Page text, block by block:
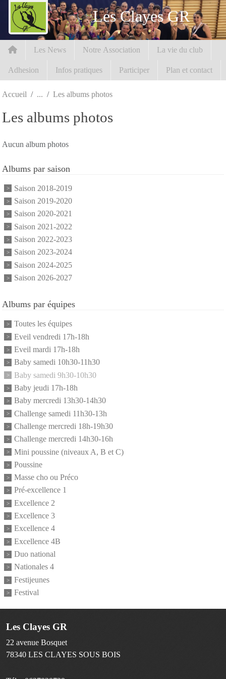
Les Clayes GR
Les News Notre Association La vie du club
Adhesion Infos pratiques Participer Plan et contact
Accueil Les albums photos
Les albums photos
Aucun album photos
Albums par saison
Saison 2018-2019
Saison 2019-2020
Saison 2020-2021
Saison 2021-2022
Saison 2022-2023
Saison 2023-2024
Saison 2024-2025
Saison 2026-2027
Albums par équipes
Toutes les équipes
Eveil vendredi 17h-18h
Eveil mardi 17h-18h
Baby samedi 10h30-11h30
Baby samedi 9h30-10h30
Baby jeudi 17h-18h
Baby mercredi 13h30-14h30
Challenge samedi 11h30-13h
Challenge mercredi 18h-19h30
Challenge mercredi 14h30-16h
Mini poussine (niveaux A, B et C)
Poussine
Masse cho ou Préco
Pré-excellence 1
Excellence 2
Excellence 3
Excellence 4
Excellence 4B
Duo national
Nationales 4
Festijeunes
Festival
Les Clayes GR
22 avenue Bosquet
78340 LES CLAYES SOUS BOIS
Panneau de gestion des cookies